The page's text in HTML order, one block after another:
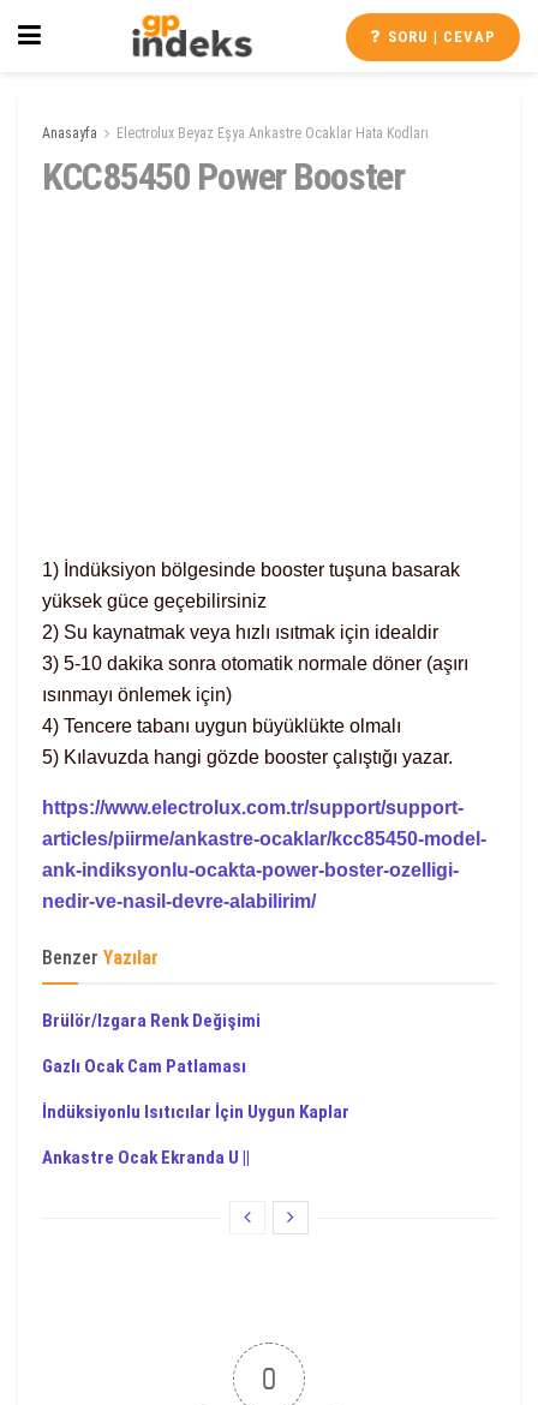
SORU | CEVAP
Anasayfa Electrolux Beyaz Eşya Ankastre Ocaklar Hata Kodları
KCC85450 Power Booster
1) İndüksiyon bölgesinde booster tuşuna basarak
yüksek güce geçebilirsiniz
2) Su kaynatmak veya hızlı ısıtmak için idealdir
3) 5-10 dakika sonra otomatik normale döner (aşırı
ısınmayı önlemek için)
4) Tencere tabanı uygun büyüklükte olmalı
5) Kılavuzda hangi gözde booster çalıştığı yazar.
https://www.electrolux.com.tr/support/support-
articles/piirme/ankastre-ocaklar/kcc85450-model-
ank-indiksyonlu-ocakta-power-boster-ozelligi-
nedir-ve-nasil-devre-alabilirim/
Benzer Yazılar
Brülör/Izgara Renk Değişimi
Gazlı Ocak Cam Patlaması
İndüksiyonlu Isıtıcılar İçin Uygun Kaplar
Ankastre Ocak Ekranda U ||
0